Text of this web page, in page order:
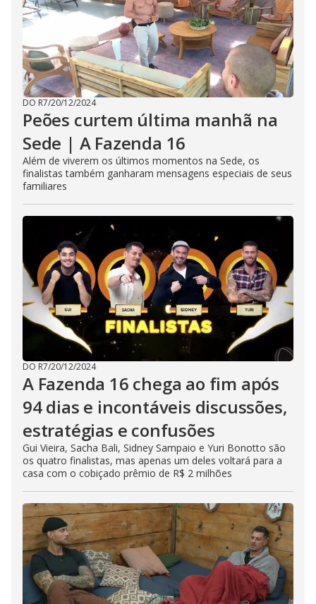
DO R7/20/12/2024
Peões curtem última manhã na
Sede | A Fazenda 16
Além de viverem os últimos momentos na Sede, os
finalistas também ganharam mensagens especiais de seus
familiares
DO R7/20/12/2024
A Fazenda 16 chega ao fim após
94 dias e incontáveis discussões,
estratégias e confusões
Gui Vieira, Sacha Bali, Sidney Sampaio e Yuri Bonotto são
os quatro finalistas, mas apenas um deles voltará para a
casa com o cobiçado prêmio de R$ 2 milhões